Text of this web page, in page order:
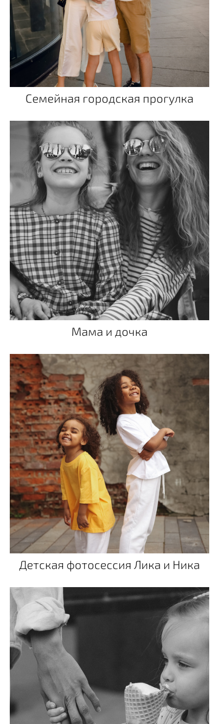
Семейная городская прогулка
Мама и дочка
Детская фотосессия Лика и Ника